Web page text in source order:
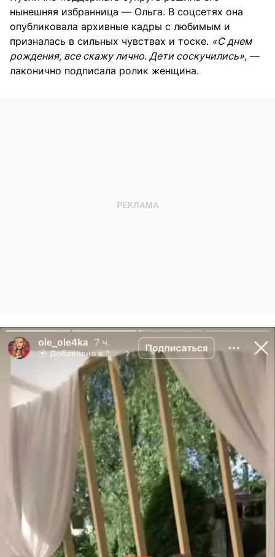
нынешняя избранница — Ольга. В соцсетях она
опубликовала архивные кадры с любимым и
призналась в сильных чувствах и тоске. «С днем
рождения, все скажу лично. Дети соскучились», —
лаконично подписала ролик женщина.